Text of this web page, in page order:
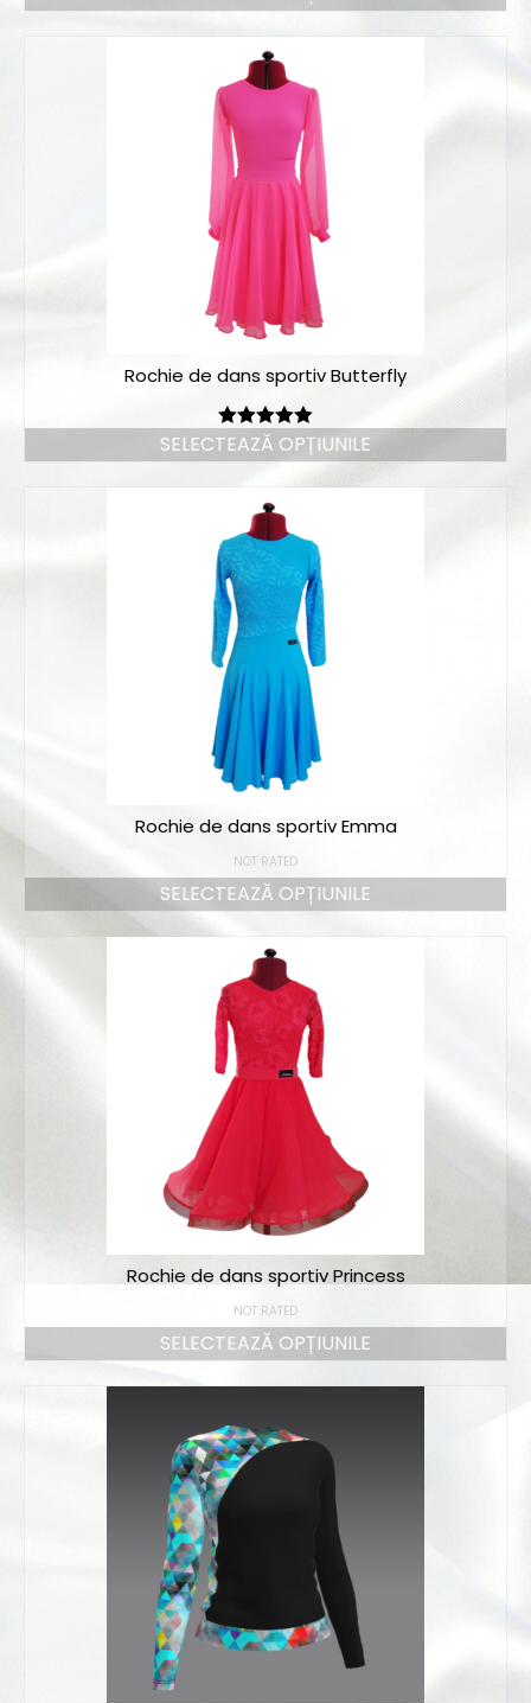
Rochie de dans sportiv Butterfly
Evaluat la
5.00din 5
SELECTEAZĂ OPȚIUNILE
Rochie de dans sportiv Emma
NOT RATED
SELECTEAZĂ OPȚIUNILE
Rochie de dans sportiv Princess
NOT RATED
SELECTEAZĂ OPȚIUNILE